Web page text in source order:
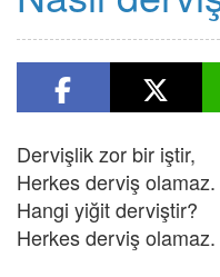
Dervişlik zor bir iştir,
Herkes derviş olamaz.
Hangi yiğit derviştir?
Herkes derviş olamaz.